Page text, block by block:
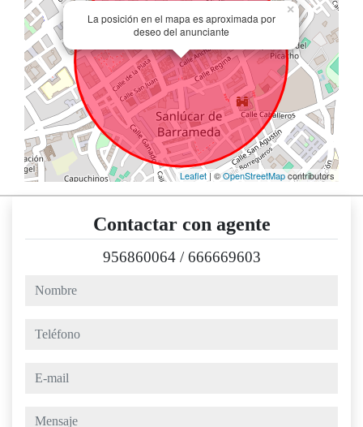
La posición en el mapa es aproximada por
deseo del anunciante
×
Leaflet | ©OpenStreetMapcontributors
Contactar con agente
956860064 /666669603
nombre
teléfono
e-mail
mensaje